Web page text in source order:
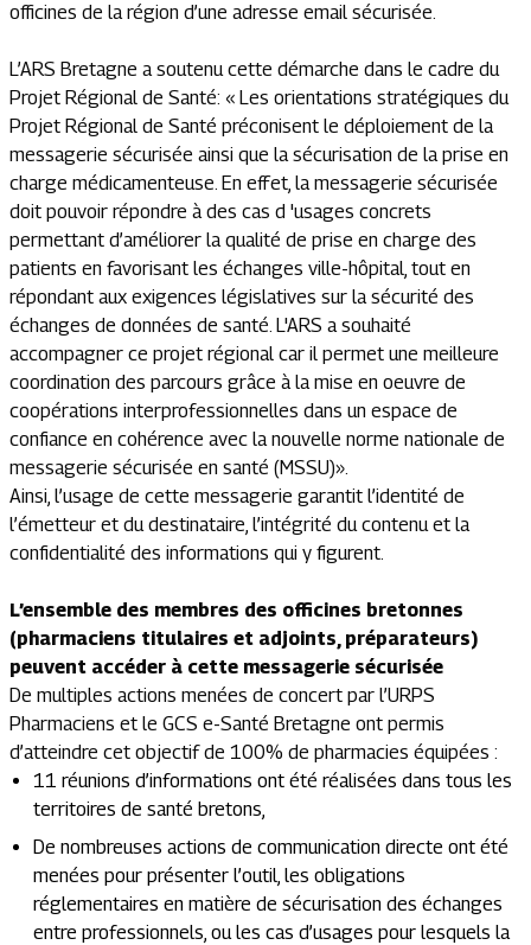
officines de la région d’une adresse email sécurisée.
L’ARS Bretagne a soutenu cette démarche dans le cadre du
Projet Régional de Santé: « Les orientations stratégiques du
Projet Régional de Santé préconisent le déploiement de la
messagerie sécurisée ainsi que la sécurisation de la prise en
charge médicamenteuse. En effet, la messagerie sécurisée
doit pouvoir répondre à des cas d 'usages concrets
permettant d’améliorer la qualité de prise en charge des
patients en favorisant les échanges ville-hôpital, tout en
répondant aux exigences législatives sur la sécurité des
échanges de données de santé. L'ARS a souhaité
accompagner ce projet régional car il permet une meilleure
coordination des parcours grâce à la mise en oeuvre de
coopérations interprofessionnelles dans un espace de
confiance en cohérence avec la nouvelle norme nationale de
messagerie sécurisée en santé (MSSU)».
Ainsi, l’usage de cette messagerie garantit l’identité de
l’émetteur et du destinataire, l’intégrité du contenu et la
confidentialité des informations qui y figurent.
L’ensemble des membres des officines bretonnes
(pharmaciens titulaires et adjoints, préparateurs)
peuvent accéder à cette messagerie sécurisée
De multiples actions menées de concert par l’URPS
Pharmaciens et le GCS e-Santé Bretagne ont permis
d’atteindre cet objectif de 100% de pharmacies équipées :
11 réunions d’informations ont été réalisées dans tous les
territoires de santé bretons,
De nombreuses actions de communication directe ont été
menées pour présenter l’outil, les obligations
réglementaires en matière de sécurisation des échanges
entre professionnels, ou les cas d’usages pour lesquels la